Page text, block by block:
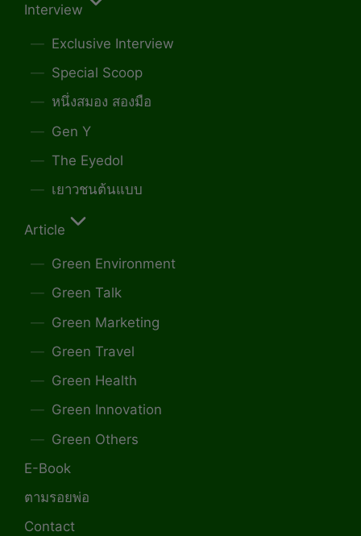
Interview
Exclusive Interview
Special Scoop
หนึ่งสมอง สองมือ
Gen Y
The Eyedol
เยาวชนต้นแบบ
Article
Green Environment
Green Talk
Green Marketing
Green Travel
Green Health
Green Innovation
Green Others
E-Book
ตามรอยพ่อ
Contact